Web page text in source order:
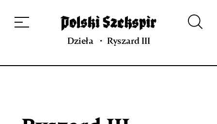
projekcie
Kontakt Indeks strony Aplikacja
Repozytorium XIX w.
Dzieła Ryszard III